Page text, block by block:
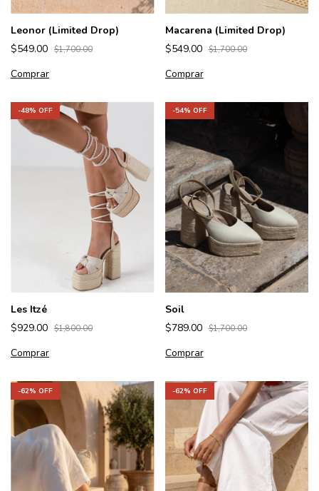
Leonor (Limited Drop)
$549.00 $1,700.00
Comprar
Macarena (Limited Drop)
$549.00 $1,700.00
Comprar
-48% OFF
Les Itzé
$929.00 $1,800.00
Comprar
-54% OFF
Soil
$789.00 $1,700.00
Comprar
-62% OFF -62% OFF